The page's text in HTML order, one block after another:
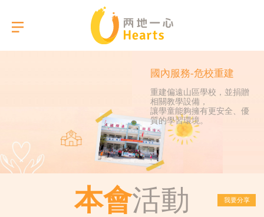
關於我們
本會服務
活動相簿
國內服務-危校重建
重建偏遠山區學校，並捐贈
相關教學設備，
讓學童能夠擁有更安全、優
質的學習環境。
本會活動 我要分享